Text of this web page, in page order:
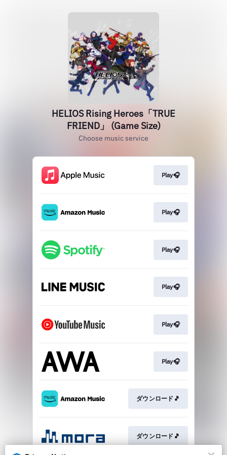
HELIOS Rising Heroes「TRUE
FRIEND」 (Game Size)
Choose music service
Play🎧
Play🎧
Play🎧
Play🎧
Play🎧
Play🎧
ダウンロード🎵
ダウンロード🎵